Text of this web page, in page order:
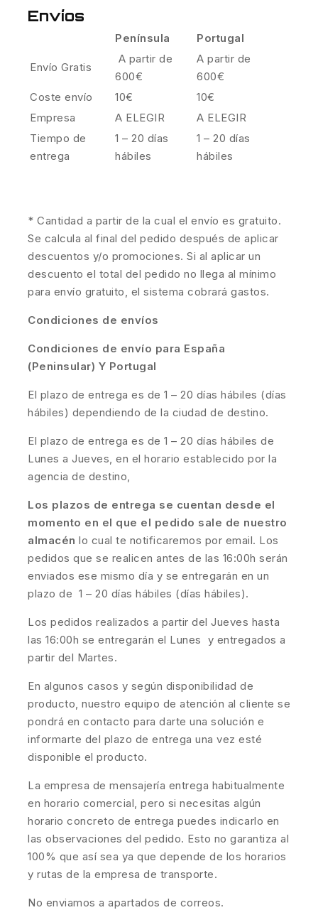
Envíos
Península Portugal
Envío Gratis
A partir de
600€
A partir de
600€
Coste envío
10€
10€
Empresa
A ELEGIR
A ELEGIR
Tiempo de
entrega
1 – 20 días
hábiles
1 – 20 días
hábiles
* Cantidad a partir de la cual el envío es gratuito.
Se calcula al final del pedido después de aplicar
descuentos y/o promociones. Si al aplicar un
descuento el total del pedido no llega al mínimo
para envío gratuito, el sistema cobrará gastos.
Condiciones de envíos
Condiciones de envío para España
(Peninsular) Y Portugal
El plazo de entrega es de 1 – 20 días hábiles (días
hábiles) dependiendo de la ciudad de destino.
El plazo de entrega es de 1 – 20 días hábiles de
Lunes a Jueves, en el horario establecido por la
agencia de destino,
Los plazos de entrega se cuentan desde el
momento en el que el pedido sale de nuestro
almacén lo cual te notificaremos por email. Los
pedidos que se realicen antes de las 16:00h serán
enviados ese mismo día y se entregarán en un
plazo de 1 – 20 días hábiles (días hábiles).
Los pedidos realizados a partir del Jueves hasta
las 16:00h se entregarán el Lunes y entregados a
partir del Martes.
En algunos casos y según disponibilidad de
producto, nuestro equipo de atención al cliente se
pondrá en contacto para darte una solución e
informarte del plazo de entrega una vez esté
disponible el producto.
La empresa de mensajería entrega habitualmente
en horario comercial, pero si necesitas algún
horario concreto de entrega puedes indicarlo en
las observaciones del pedido. Esto no garantiza al
100% que así sea ya que depende de los horarios
y rutas de la empresa de transporte.
No enviamos a apartados de correos.